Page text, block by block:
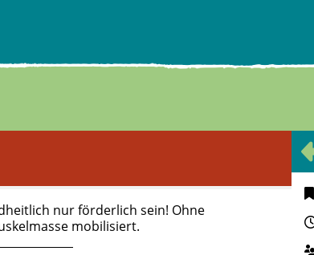
nur förderlich sein! Ohne
mobilisiert.